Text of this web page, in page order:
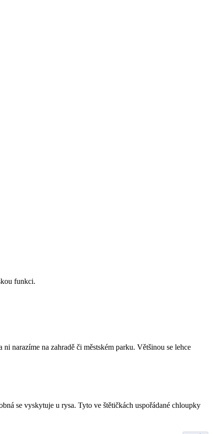
funkci.
narazíme na zahradě či městském parku. Většinou se lehce
se vyskytuje u rysa. Tyto ve štětičkách uspořádané chloupky